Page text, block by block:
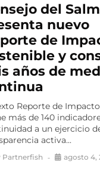
tendrá una
en
Animal
2026 contará con un
de conferencias,
de discusión
el bienestar
Partnerfish agosto 3,